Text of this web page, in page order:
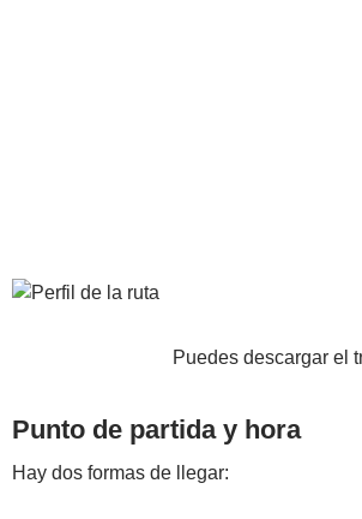
Puedes descargar el
Punto de partida y hora
Hay dos formas de llegar: